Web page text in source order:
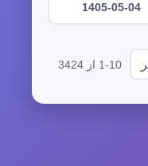
1405-05-04
1-10 از 3424